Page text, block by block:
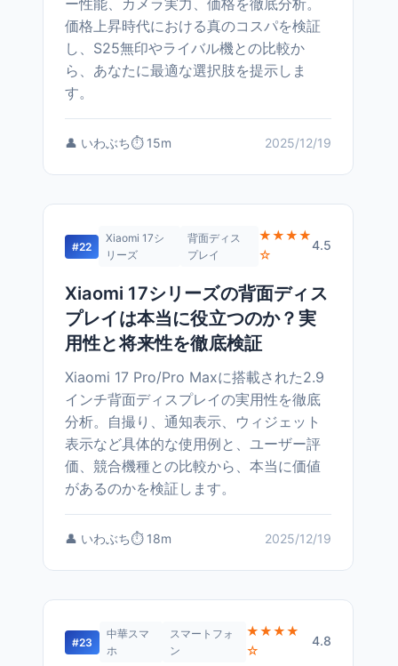
ー性能、カメラ実力、価格を徹底分析。
価格上昇時代における真のコスパを検証
し、S25無印やライバル機との比較か
ら、あなたに最適な選択肢を提示しま
す。
👤 いわぶち⏱️ 15m 2025/12/19
#22
Xiaomi 17シ
リーズ
背面ディス
プレイ
★★★★
☆
4.5
Xiaomi 17シリーズの背面ディス
プレイは本当に役立つのか？実
用性と将来性を徹底検証
Xiaomi 17 Pro/Pro Maxに搭載された2.9
インチ背面ディスプレイの実用性を徹底
分析。自撮り、通知表示、ウィジェット
表示など具体的な使用例と、ユーザー評
価、競合機種との比較から、本当に価値
があるのかを検証します。
👤 いわぶち⏱️ 18m 2025/12/19
#23
中華スマ
ホ
スマートフォ
ン
★★★★
☆
4.8